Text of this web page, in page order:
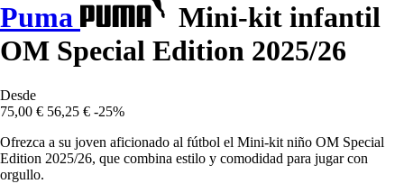
Puma
Mini-kit infantil
OM Special Edition 2025/26
Desde
75,00 € 56,25 € -25%
Ofrezca a su joven aficionado al fútbol el Mini-kit niño OM Special
Edition 2025/26, que combina estilo y comodidad para jugar con
orgullo.